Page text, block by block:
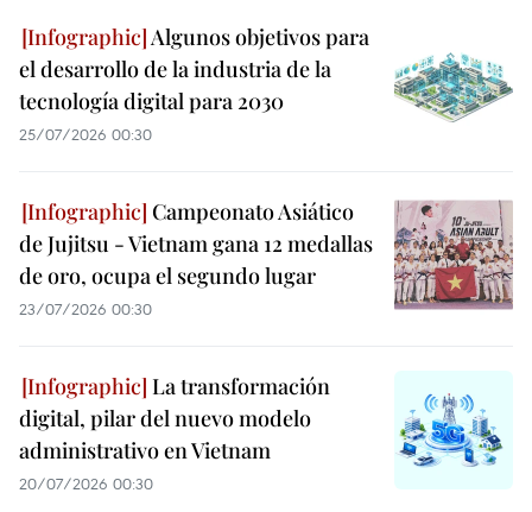
Algunos objetivos para
el desarrollo de la industria de la
tecnología digital para 2030
25/07/2026 00:30
Campeonato Asiático
de Jujitsu - Vietnam gana 12 medallas
de oro, ocupa el segundo lugar
23/07/2026 00:30
La transformación
digital, pilar del nuevo modelo
administrativo en Vietnam
20/07/2026 00:30